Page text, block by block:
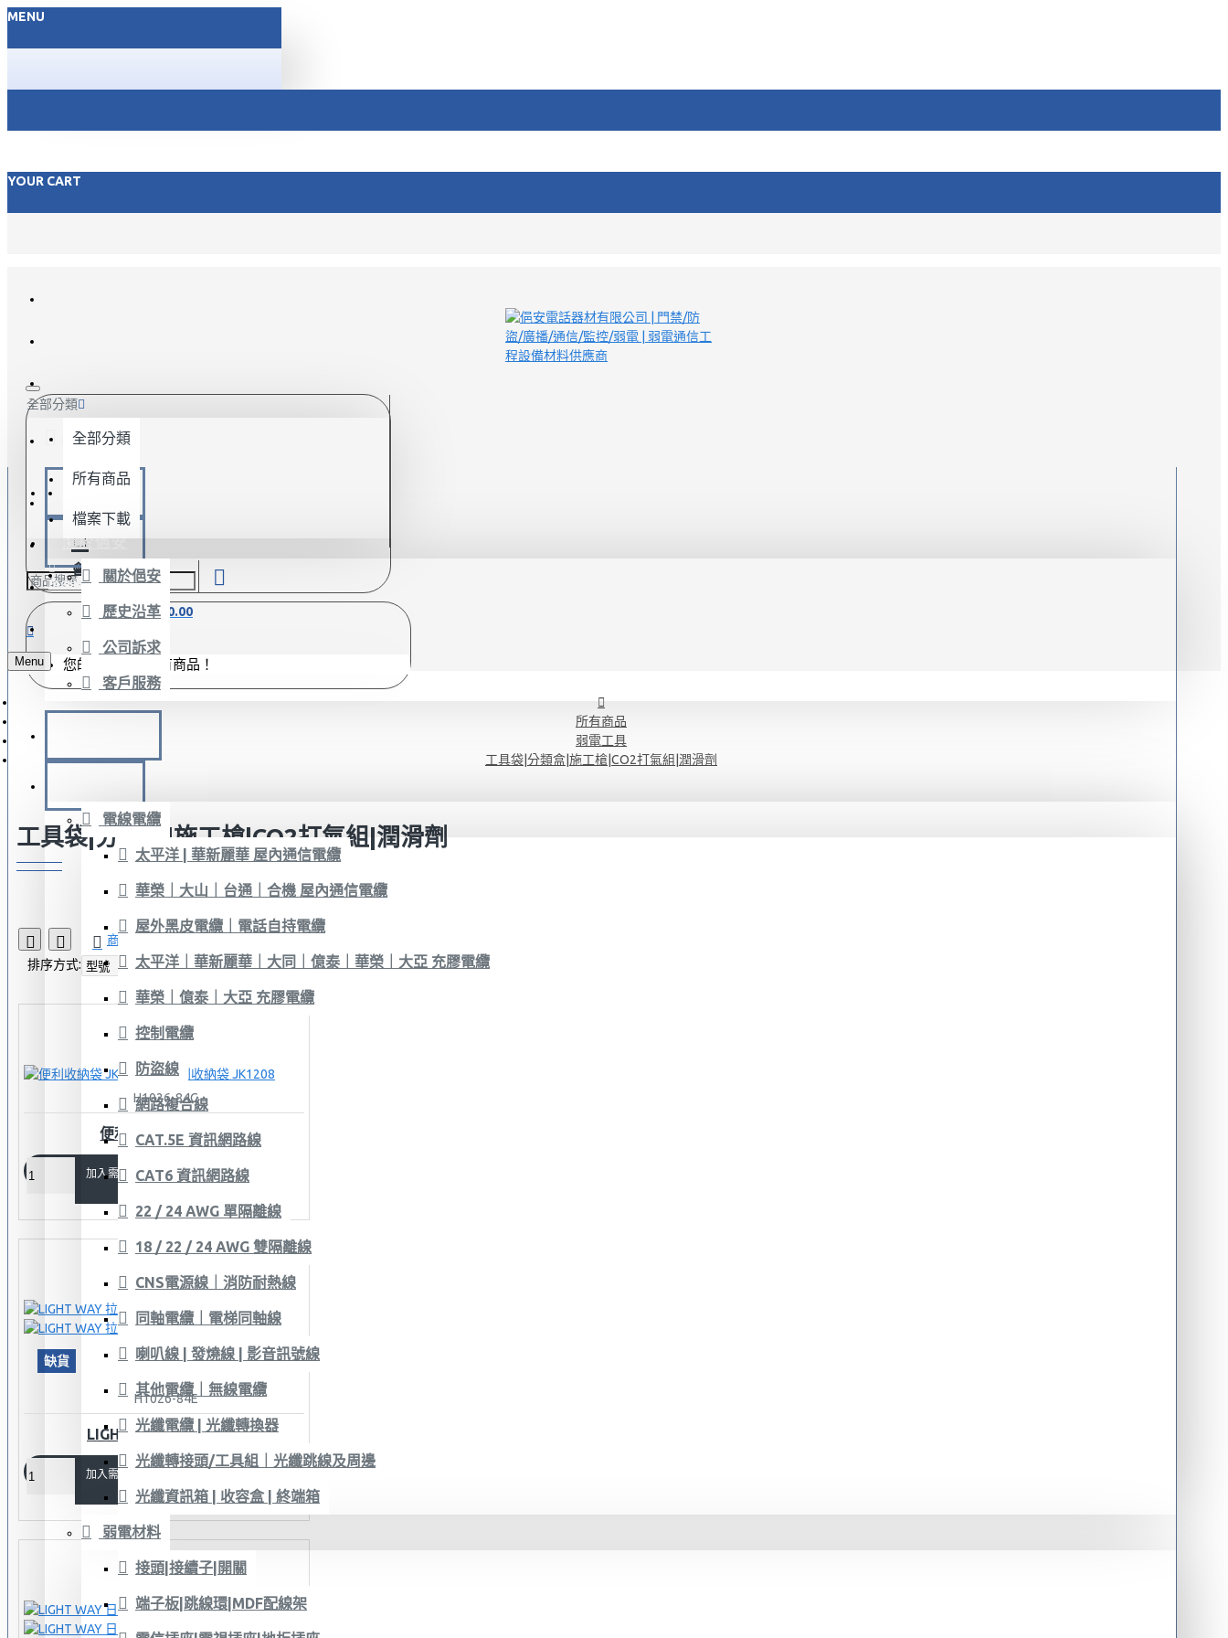
MENU
YOUR CART
全部分類
全部分類
所有商品
檔案下載
會員登入
會員註冊
0 件商品 - $0.00
您的需求單內沒有商品！
MENU
關於俋安
關於俋安
歷史沿革
公司訴求
客戶服務
電線電纜
太平洋 | 華新麗華 屋內通信電纜
華榮｜大山｜台通｜合機 屋內通信電纜
屋外黑皮電纜｜電話自持電纜
太平洋｜華新麗華｜大同｜億泰｜華榮｜大亞 充膠電纜
華榮｜億泰｜大亞 充膠電纜
控制電纜
防盜線
網路複合線
CAT.5E 資訊網路線
CAT6 資訊網路線
22 / 24 AWG 單隔離線
18 / 22 / 24 AWG 雙隔離線
CNS電源線｜消防耐熱線
同軸電纜｜電梯同軸線
喇叭線 | 發燒線 | 影音訊號線
其他電纜｜無線電纜
光纖電纜 | 光纖轉換器
光纖轉接頭/工具組｜光纖跳線及周邊
光纖資訊箱 | 收容盒 | 終端箱
弱電材料
接頭|接續子|開關
端子板|跳線環|MDF配線架
會員登入
FACEBOOK
Menu
所有商品
弱電工具
工具袋|分類盒|施工槍|CO2打氣組|潤滑劑
工具袋|分類盒|施工槍|CO2打氣組|潤滑劑
商品比較
排序方式:
顯示:
H1026-84C
便利收納袋 JK1208
加入需求單
缺貨
H1026-84E
LIGHT WAY 拉桿工具箱
加入需求單